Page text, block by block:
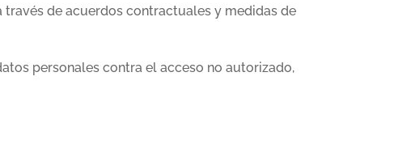
de acuerdos contractuales y medidas de
personales contra el acceso no autorizado,